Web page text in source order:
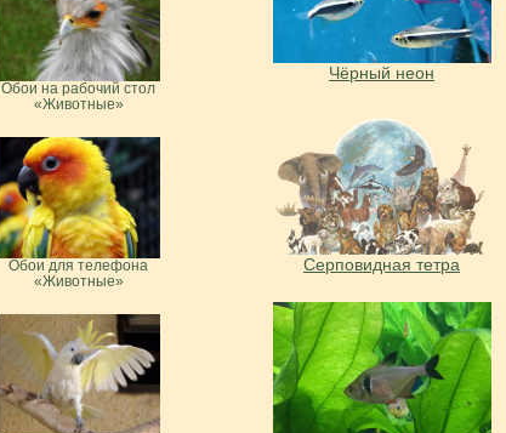
Чёрный неон
Серповидная тетра
Обои на рабочий стол
«Животные»
Обои для телефона
«Животные»